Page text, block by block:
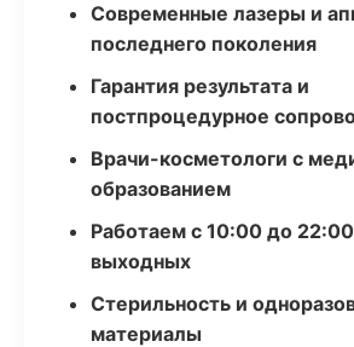
Современные лазеры и
последнего поколения
Гарантия результата и
постпроцедурное
Врачи-косметологи с
образованием
Работаем с 10:00 до
выходных
Стерильность и
материалы